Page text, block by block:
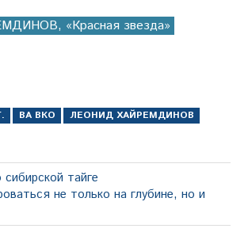
«Красная звезда»
ВА ВКО
ЛЕОНИД ХАЙРЕМДИНОВ
тайге
не только на глубине, но и